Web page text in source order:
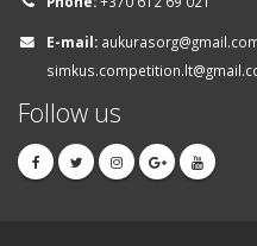
E-mail:
Follow us